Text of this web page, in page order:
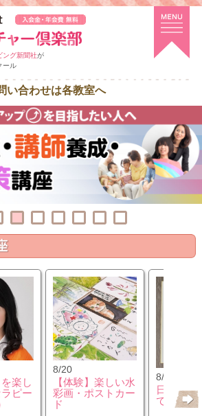
ング新聞社が
ール
い合わせは各教室へ
楽し
ピー
8/20
【体験】楽しい水
彩画・ポストカー
ド
8/21
日本画か
で